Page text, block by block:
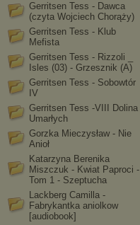
Gerritsen Tess - Dawca
(czyta Wojciech Chorąży)
Gerritsen Tess - Klub
Mefista
Gerritsen Tess - Rizzoli _
Isles (03) - Grzesznik (A)
Gerritsen Tess - Sobowtór
IV
Gerritsen Tess -VIII Dolina
Umarłych
Gorzka Mieczysław - Nie
Anioł
Katarzyna Berenika
Miszczuk - Kwiat Paproci -
Tom 1 - Szeptucha
Lackberg Camilla -
Fabrykantka aniolkow
[audiobook]